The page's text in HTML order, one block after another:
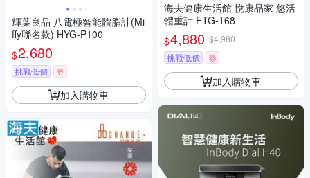
輝葉良品 八電極智能體脂計(Mi
ffy聯名款) HYG-P100
$2,680
挑戰低價 券
加入購物車
海夫健康生活館 悅康品家 悠活
體重計 FTG-168
$4,880 $4,980
挑戰低價
券
加入購物車